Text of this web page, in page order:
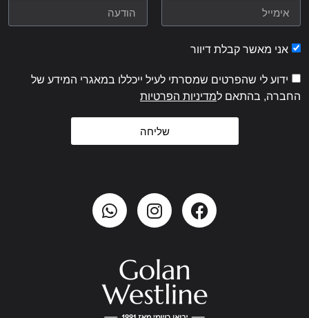
אני מאשר קבלת דיוור
ידוע לי שהפרטים שמסרתי לעיל ייכללו במאגרי המידע של
החברה, בהתאם למדיניות הפרטיות
שליחה